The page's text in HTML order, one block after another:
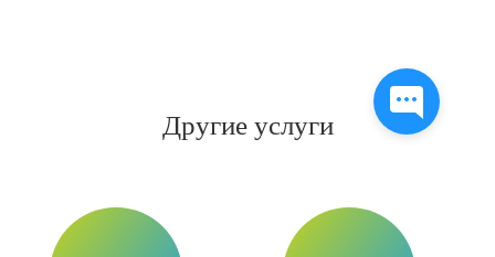
Другие услуги